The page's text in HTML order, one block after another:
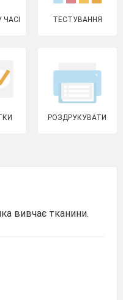
ТЕСТУВАННЯ
РОЗДРУКУВАТИ
вивчає тканини.